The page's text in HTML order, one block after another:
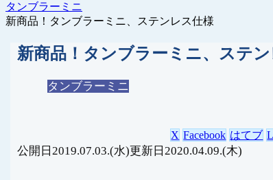
タンブラーミニ
新商品！タンブラーミニ、ステンレス仕様
新商品！タンブラーミニ、ステ
タンブラーミニ
X Facebook はてブ
2019.07.03.(水) 2020.04.09.(木)